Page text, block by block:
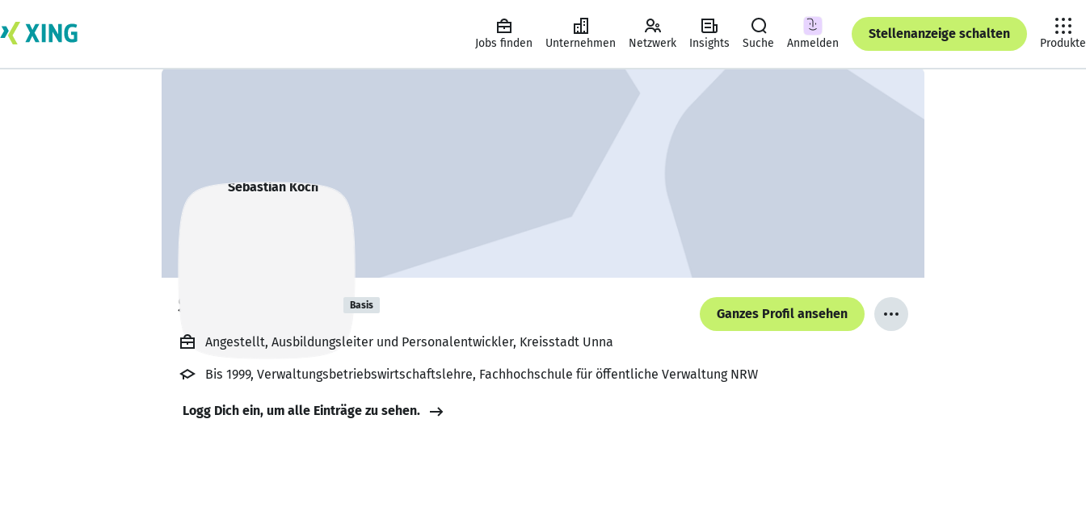
Jobs finden Unternehmen Netzwerk Insights Suche Anmelden
Stellenanzeige schalten
Produkte
Sebastian Koch Basis
Ganzes Profil ansehen
Angestellt, Ausbildungsleiter und Personalentwickler, Kreisstadt Unna
Bis 1999, Verwaltungsbetriebswirtschaftslehre, Fachhochschule für öffentliche Verwaltung NRW
Logg Dich ein, um alle Einträge zu sehen.